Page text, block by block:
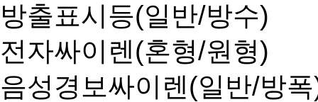
방출표시등(일반/방수)
전자싸이렌(혼형/원형)
음성경보싸이렌(일반/방